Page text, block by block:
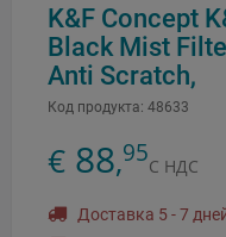
K&F Concept
Black Mist
Anti Scratch,
Код продукта: 48633
€ 88,95С НДС
Доставка 5 - 7